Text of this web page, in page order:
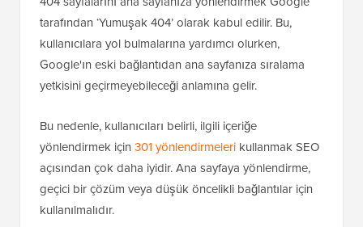
1. 404 sayfalarını ana sayfama yönlendirmek
SEO'ma zarar verir mi?
404 sayfalarını ana sayfanıza yönlendirmek Google
tarafından ‘Yumuşak 404’ olarak kabul edilir. Bu,
Google'ın eski bağlantıdan ana sayfanıza sıralama
yetkisini geçirmeyebileceği anlamına gelir.
Bu nedenle, kullanıcıları belirli, ilgili içeriğe
yönlendirmek için